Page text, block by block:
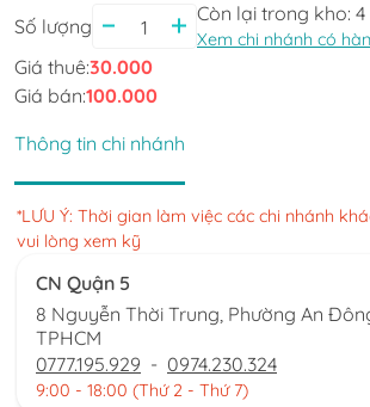
Số lượng
Còn lại trong kho: 4
Xem chi nhánh có
Giá thuê:30.000
Giá bán:100.000
Thông tin chi nhánh
*LƯU Ý: Thời gian làm việc các chi nhánh
vui lòng xem kỹ
CN Quận 5
8 Nguyễn Thời Trung, Phường An
TPHCM
0777.195.929 - 0974.230.324
9:00 - 18:00 (Thứ 2 - Thứ 7)